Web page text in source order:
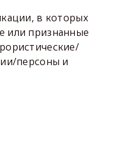
в которых
или признанные
персоны и